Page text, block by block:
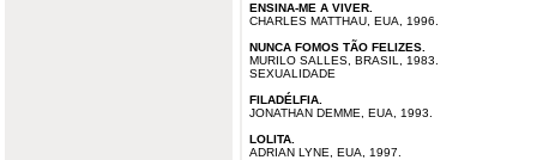
ENSINA-ME A VIVER.
CHARLES MATTHAU, EUA, 1996.
NUNCA FOMOS TÃO FELIZES.
MURILO SALLES, BRASIL, 1983.
SEXUALIDADE
FILADÉLFIA.
JONATHAN DEMME, EUA, 1993.
LOLITA.
ADRIAN LYNE, EUA, 1997.